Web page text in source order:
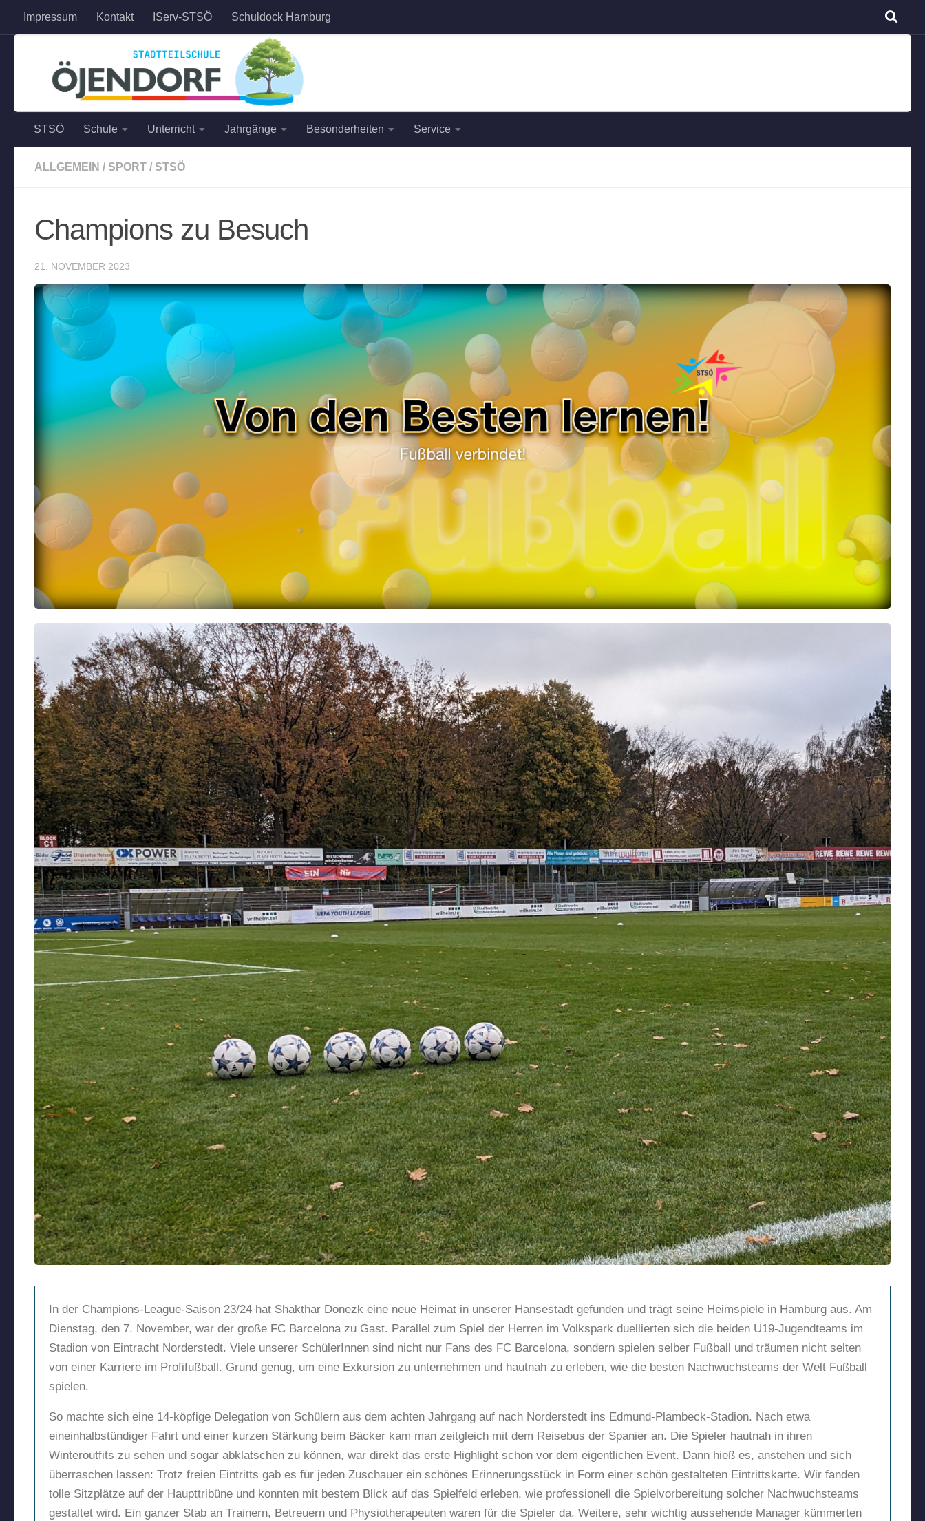
Zum Inhalt springen
Impressum Kontakt IServ-STSÖ Schuldock Hamburg
STSÖ Schule Unterricht Jahrgänge Besonderheiten Service
ALLGEMEIN / SPORT / STSÖ
Champions zu Besuch
21. NOVEMBER 2023
In der Champions-League-Saison 23/24 hat Shakthar Donezk eine neue Heimat in unserer Hansestadt gefunden und trägt seine Heimspiele in Hamburg aus. Am
Dienstag, den 7. November, war der große FC Barcelona zu Gast. Parallel zum Spiel der Herren im Volkspark duellierten sich die beiden U19-Jugendteams im
Stadion von Eintracht Norderstedt. Viele unserer SchülerInnen sind nicht nur Fans des FC Barcelona, sondern spielen selber Fußball und träumen nicht selten
von einer Karriere im Profifußball. Grund genug, um eine Exkursion zu unternehmen und hautnah zu erleben, wie die besten Nachwuchsteams der Welt Fußball
spielen.
So machte sich eine 14-köpfige Delegation von Schülern aus dem achten Jahrgang auf nach Norderstedt ins Edmund-Plambeck-Stadion. Nach etwa
eineinhalbstündiger Fahrt und einer kurzen Stärkung beim Bäcker kam man zeitgleich mit dem Reisebus der Spanier an. Die Spieler hautnah in ihren
Winteroutfits zu sehen und sogar abklatschen zu können, war direkt das erste Highlight schon vor dem eigentlichen Event. Dann hieß es, anstehen und sich
überraschen lassen: Trotz freien Eintritts gab es für jeden Zuschauer ein schönes Erinnerungsstück in Form einer schön gestalteten Eintrittskarte. Wir fanden
tolle Sitzplätze auf der Haupttribüne und konnten mit bestem Blick auf das Spielfeld erleben, wie professionell die Spielvorbereitung solcher Nachwuchsteams
gestaltet wird. Ein ganzer Stab an Trainern, Betreuern und Physiotherapeuten waren für die Spieler da. Weitere, sehr wichtig aussehende Manager kümmerten